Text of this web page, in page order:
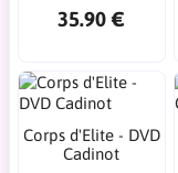
35.90 €
Corps d'Elite - DVD
Cadinot